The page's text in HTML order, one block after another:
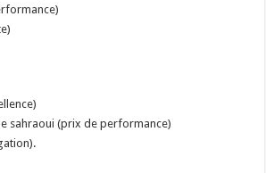
sahraoui (prix de performance)